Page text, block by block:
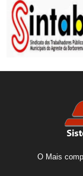
O Mais